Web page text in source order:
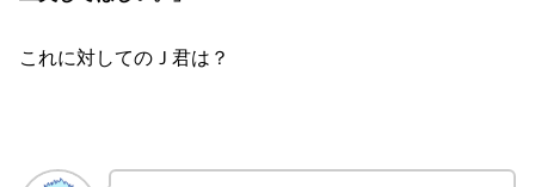
これに対してのＪ君は？